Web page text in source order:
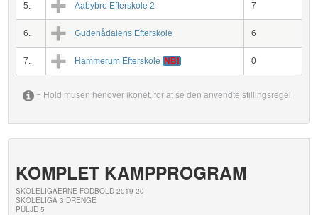
5. Aabybro Efterskole 2 7
6. Gudenådalens Efterskole 6
7. Hammerum Efterskole NB! 0
= Hold musen henover ikonet, for at se den anvendte stillingsregel
KOMPLET KAMPPROGRAM
SKOLELIGAERNE FODBOLD 2019-20
SKOLELIGA 3 DRENGE
PULJE 5